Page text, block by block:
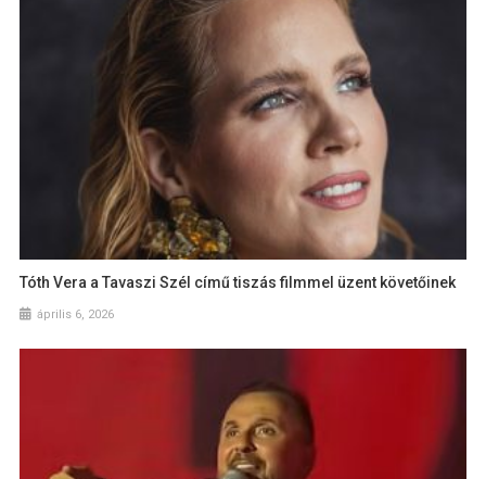
Tóth Vera a Tavaszi Szél című tiszás filmmel üzent követőinek
április 6, 2026